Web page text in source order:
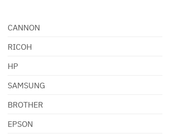
CANNON
RICOH
HP
SAMSUNG
BROTHER
EPSON